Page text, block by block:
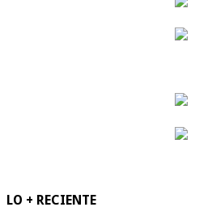
LO + RECIENTE